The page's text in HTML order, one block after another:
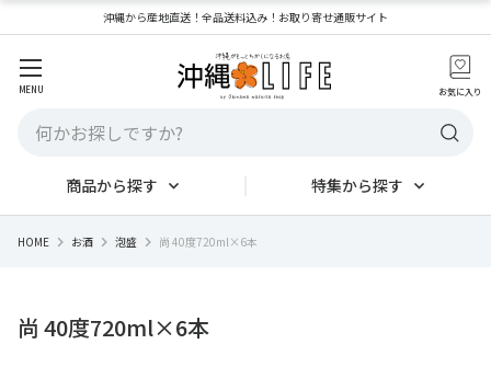
沖縄から産地直送！全品送料込み！お取り寄せ通販サイト
MENU お気に入り
商品から探す 特集から探す
HOME お酒 泡盛 尚 40度720ml×6本
尚 40度720ml×6本